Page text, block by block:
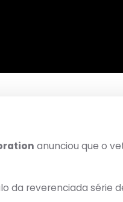
anunciou que o
reverenciada série de